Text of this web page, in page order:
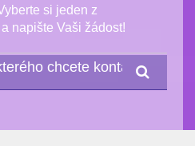
si jeden z
napište Vaši žádost!